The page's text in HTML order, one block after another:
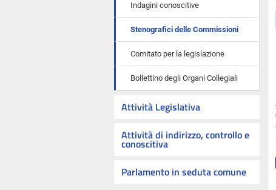
Indagini conoscitive
Stenografici delle Commissioni
Comitato per la legislazione
Bollettino degli Organi Collegiali
Attività Legislativa
Attività di indirizzo, controllo e
conoscitiva
Parlamento in seduta comune